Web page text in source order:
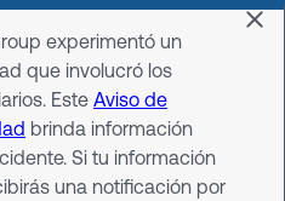
experimentó un
que involucró los
Este Aviso de
brinda información
Si tu información
una notificación por